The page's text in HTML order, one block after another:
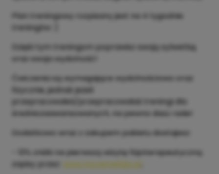
Plan treningowy rozpisany jest na 4 tygodnie
treningów :)
Dzięki tym treningom poprawisz swoją sylwetkę,
oraz swoja wydolność!
Ćwiczenia są wymagające wydolnościowo oraz
fizycznie, jednak jeżeli
przepracowałeś/przepracowałaś treningi dla
średniozaawansowanych, na pewno dasz rade!
Dodatkowo wraz z zakupem pakietu dostajesz:
- 10% zniżki na pierwszą wizytę fizjoterapeutyczną
zapisy przez:
www.movemefizjo.pl